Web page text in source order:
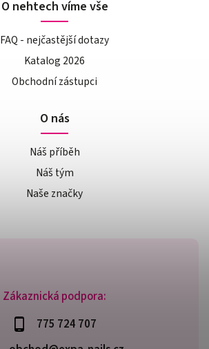
Zákaznická podpora:
775 724 707
O nehtech víme vše
FAQ - nejčastější dotazy
Katalog 2026
Obchodní zástupci
O nás
Náš příběh
Náš tým
Naše značky